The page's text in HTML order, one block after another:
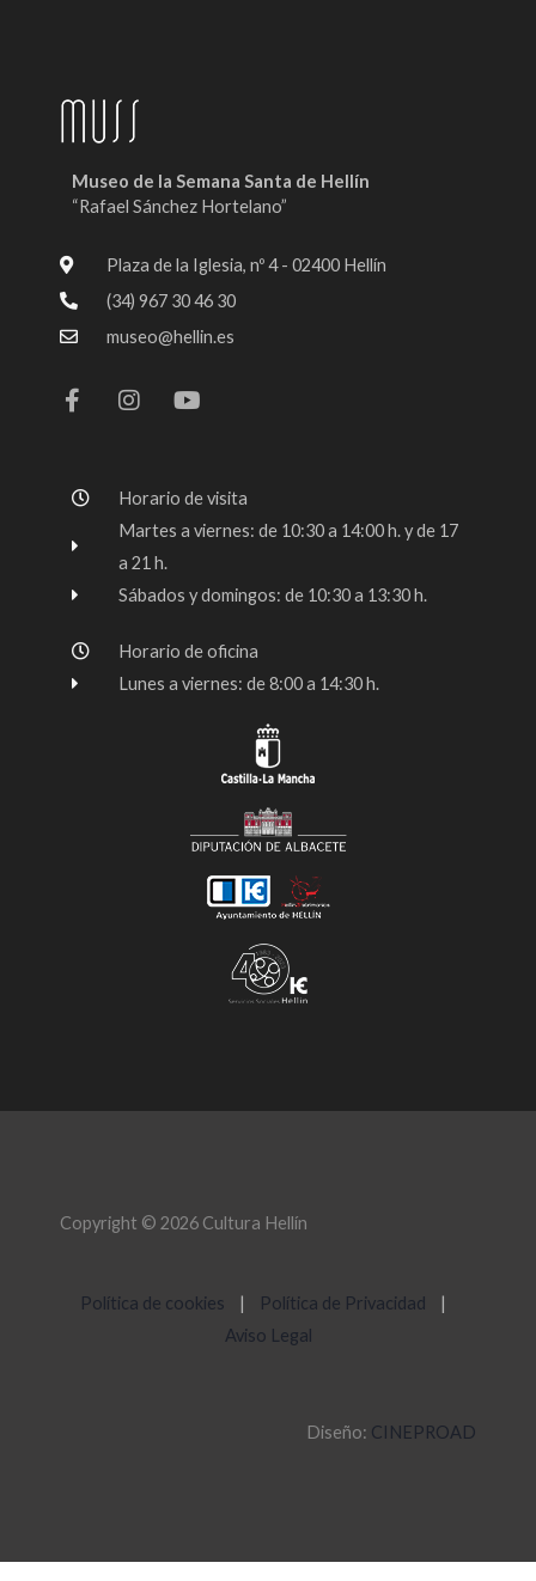
Museo de la Semana Santa de Hellín
“Rafael Sánchez Hortelano”
Plaza de la Iglesia, nº 4 - 02400 Hellín
(34) 967 30 46 30
museo@hellin.es
a
c
o
o
-
n
s
r
a
m
o
u
e
Horario de visita
Martes a viernes: de 10:30 a 14:00 h. y de 17
a 21 h.
Sábados y domingos: de 10:30 a 13:30 h.
Horario de oficina
Lunes a viernes: de 8:00 a 14:30 h.
Copyright © 2026 Cultura Hellín
Política de cookies | Política de Privacidad
|
Aviso Legal
Diseño: CINEPROAD